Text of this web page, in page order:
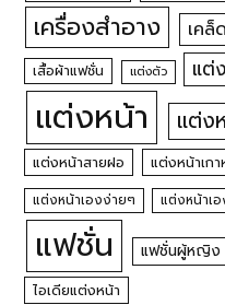
เครื่องสำอาง เคล็
เสื้อผ้าแฟชั่น แต่งตัว แต่
แต่งหน้า แต่ง
แต่งหน้าสายฝอ แต่งหน้าเกา
แต่งหน้าเองง่ายๆ แต่งหน้าเ
แฟชั่น แฟชั่นผู้หญิง
ไอเดียแต่งหน้า